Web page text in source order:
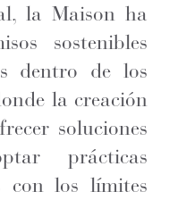
la Maison ha
sostenibles
dentro de los
la creación
soluciones
prácticas
con los límites